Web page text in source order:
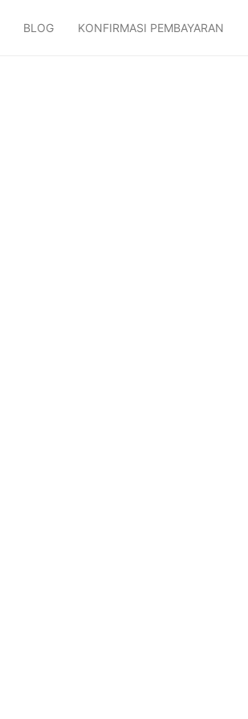
BLOG KONFIRMASI PEMBAYARAN